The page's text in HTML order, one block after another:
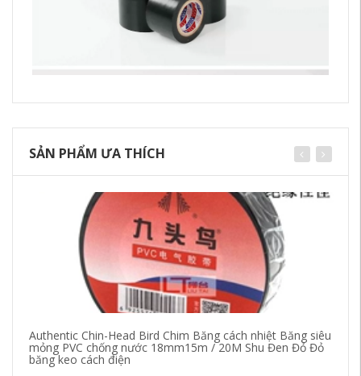
SẢN PHẨM ƯA THÍCH
Authentic Chin-Head Bird Chim Băng cách nhiệt Băng siêu
mỏng PVC chống nước 18mm15m / 20M Shu Đen Đỏ Đỏ
băng keo cách điện